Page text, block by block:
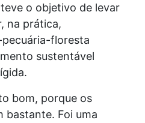
o objetivo de levar
na prática,
floresta
sustentável
bom, porque os
bastante. Foi uma